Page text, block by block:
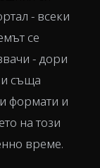
- всеки
се
- дори
и съща
формати и
на този
време.